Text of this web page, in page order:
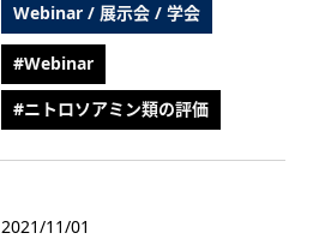
Webinar / 展示会 / 学会
#Webinar
#ニトロソアミン類の評価
2021/11/01